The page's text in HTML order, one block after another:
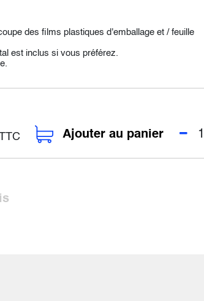
des films plastiques d'emballage et / feuille
est inclus si vous préférez.
Ajouter au panier